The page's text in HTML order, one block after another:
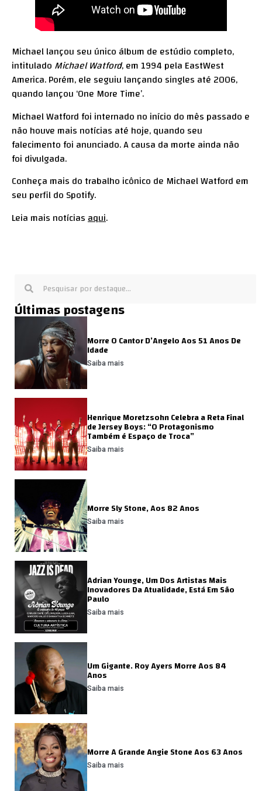
Michael lançou seu único álbum de estúdio completo,
intitulado Michael Watford, em 1994 pela EastWest
America. Porém, ele seguiu lançando singles até 2006,
quando lançou ‘One More Time’.
Michael Watford foi internado no início do mês passado e
não houve mais notícias até hoje, quando seu
falecimento foi anunciado. A causa da morte ainda não
foi divulgada.
Conheça mais do trabalho icônico de Michael Watford em
seu perfil do Spotify.
Leia mais notíciasaqui.
Últimas postagens
Morre O Cantor D’Angelo Aos 51 Anos De
Idade
Saiba mais
Henrique Moretzsohn Celebra a Reta Final
de Jersey Boys: “O Protagonismo
Também é Espaço de Troca”
Saiba mais
Morre Sly Stone, Aos 82 Anos
Saiba mais
Adrian Younge, Um Dos Artistas Mais
Inovadores Da Atualidade, Está Em São
Paulo
Saiba mais
Um Gigante. Roy Ayers Morre Aos 84
Anos
Saiba mais
Morre A Grande Angie Stone Aos 63 Anos
Saiba mais